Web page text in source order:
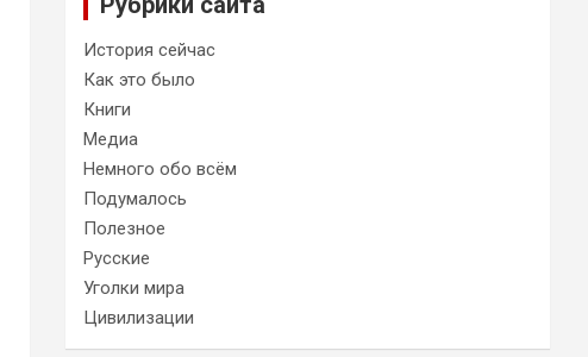
История сейчас
Как это было
Книги
Медиа
Немного обо всём
Подумалось
Полезное
Русские
Уголки мира
Цивилизации